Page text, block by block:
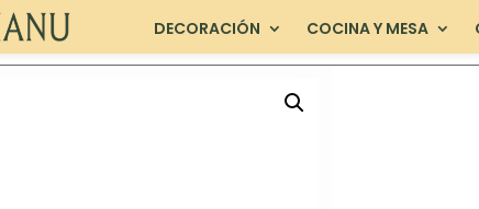
DECORACIÓN COCINA Y MESA